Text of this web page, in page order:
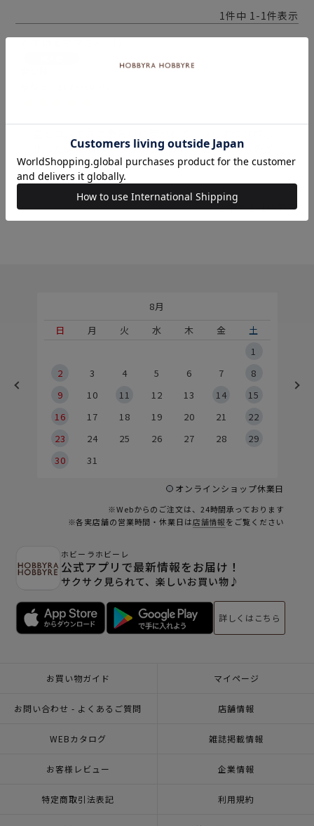
1件中 1-1件表示
ました。時間は掛かりましたが、満足の行くものが
出来、毎年秋になると飾っています。
1件中 1-1件表示
8月
日
月 火 水 木 金
土
1
2
3 4 5 6 7
8
9
10 11 12 13 14
15
16
17 18 19 20 21
22
23
24 25 26 27 28
29
30
31
オンラインショップ休業日
※Webからのご注文は、24時間承っております
※各実店舗の営業時間・休業日は店舗情報をご覧ください
ホビーラホビーレ
公式アプリで最新情報をお届け！
サクサク見られて、楽しいお買い物♪
詳しくはこちら
お買い物ガイド マイページ
お問い合わせ - よくあるご質問 店舗情報
WEBカタログ 雑誌掲載情報
お客様レビュー 企業情報
特定商取引法表記 利用規約